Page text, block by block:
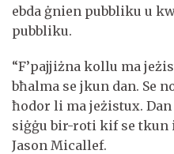
ebda ġnien pubbliku u
pubbliku.
“F’pajjiżna kollu ma
bħalma se jkun dan. Se
ħodor li ma jeżistux.
siġġu bir-roti kif se tkun
Jason Micallef.